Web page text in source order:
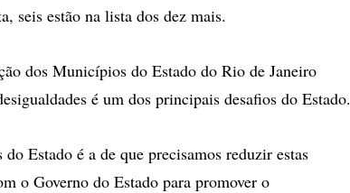
seis estão na lista dos dez mais.
dos Municípios do Estado do Rio de Janeiro
é um dos principais desafios do Estado.
Estado é a de que precisamos reduzir estas
o Governo do Estado para promover o